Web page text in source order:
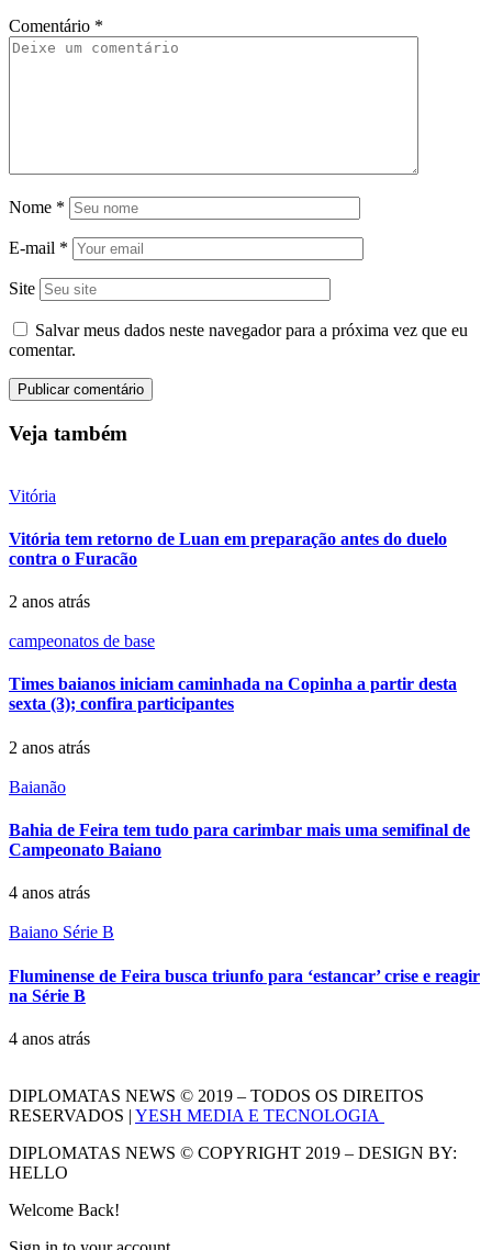
Comentário *
Nome *
E-mail *
Site
Salvar meus dados neste navegador para a próxima vez que eu
comentar.
Veja também
Vitória
Vitória tem retorno de Luan em preparação antes do duelo
contra o Furacão
2 anos atrás
campeonatos de base
Times baianos iniciam caminhada na Copinha a partir desta
sexta (3); confira participantes
2 anos atrás
Baianão
Bahia de Feira tem tudo para carimbar mais uma semifinal de
Campeonato Baiano
4 anos atrás
Baiano Série B
Fluminense de Feira busca triunfo para ‘estancar’ crise e reagir
na Série B
4 anos atrás
DIPLOMATAS NEWS © 2019 – TODOS OS DIREITOS
RESERVADOS | YESH MEDIA E TECNOLOGIA
DIPLOMATAS NEWS © COPYRIGHT 2019 – DESIGN BY:
HELLO
Welcome Back!